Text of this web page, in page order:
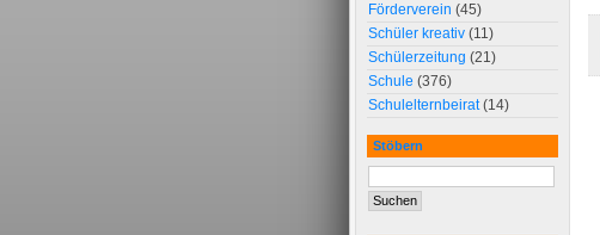
Förderverein (45)
Schüler kreativ (11)
Schülerzeitung (21)
Schule (376)
Schulelternbeirat(14)
Stöbern